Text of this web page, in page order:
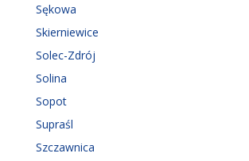
Sękowa
Skierniewice
Solec-Zdrój
Solina
Sopot
Supraśl
Szczawnica